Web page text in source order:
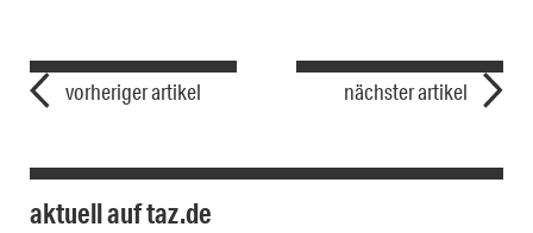
vorheriger artikel nächster artikel
aktuell auf taz.de